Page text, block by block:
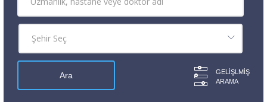
GELIŞLMIŞ
ARAMA